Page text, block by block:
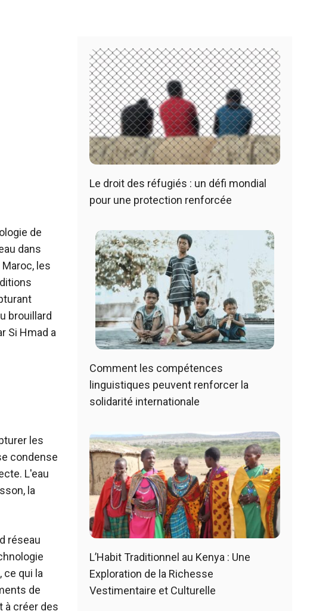
de
dans
les
brouillard
Si Hmad a
les
condense
L'eau
la
réseau
qui la
de
à créer des
Le droit des réfugiés : un défi mondial
pour une protection renforcée
Comment les compétences
linguistiques peuvent renforcer la
solidarité internationale
L’Habit Traditionnel au Kenya : Une
Exploration de la Richesse
Vestimentaire et Culturelle